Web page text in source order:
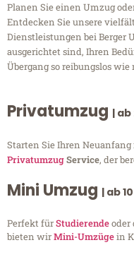
Planen Sie einen Umzug
Entdecken Sie unsere
Dienstleistungen bei Berger
ausgerichtet sind, Ihren
Übergang so reibungslos
Privatumzug |
Starten Sie Ihren
PrivatumzugService, der
Mini Umzug | ab
Perfekt fürStudierendeoder
bieten wirMini-Umzügein